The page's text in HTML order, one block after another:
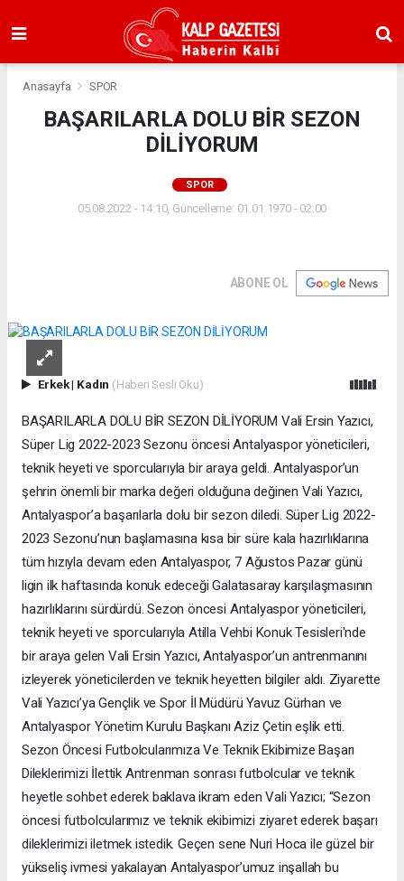
Anasayfa SPOR
BAŞARILARLA DOLU BİR SEZON
DİLİYORUM
SPOR
05.08.2022 - 14:10, Güncelleme: 01.01.1970 - 02:00
ABONE OL
Erkek| Kadın (Haberi Sesli Oku)
BAŞARILARLA DOLU BİR SEZON DİLİYORUM Vali Ersin Yazıcı,
Süper Lig 2022-2023 Sezonu öncesi Antalyaspor yöneticileri,
teknik heyeti ve sporcularıyla bir araya geldi. Antalyaspor’un
şehrin önemli bir marka değeri olduğuna değinen Vali Yazıcı,
Antalyaspor’a başarılarla dolu bir sezon diledi. Süper Lig 2022-
2023 Sezonu’nun başlamasına kısa bir süre kala hazırlıklarına
tüm hızıyla devam eden Antalyaspor, 7 Ağustos Pazar günü
ligin ilk haftasında konuk edeceği Galatasaray karşılaşmasının
hazırlıklarını sürdürdü. Sezon öncesi Antalyaspor yöneticileri,
teknik heyeti ve sporcularıyla Atilla Vehbi Konuk Tesisleri'nde
bir araya gelen Vali Ersin Yazıcı, Antalyaspor’un antrenmanını
izleyerek yöneticilerden ve teknik heyetten bilgiler aldı. Ziyarette
Vali Yazıcı’ya Gençlik ve Spor İl Müdürü Yavuz Gürhan ve
Antalyaspor Yönetim Kurulu Başkanı Aziz Çetin eşlik etti.
Sezon Öncesi Futbolcularımıza Ve Teknik Ekibimize Başarı
Dileklerimizi İlettik Antrenman sonrası futbolcular ve teknik
heyetle sohbet ederek baklava ikram eden Vali Yazıcı; “Sezon
öncesi futbolcularımız ve teknik ekibimizi ziyaret ederek başarı
dileklerimizi iletmek istedik. Geçen sene Nuri Hoca ile güzel bir
yükseliş ivmesi yakalayan Antalyaspor’umuz inşallah bu